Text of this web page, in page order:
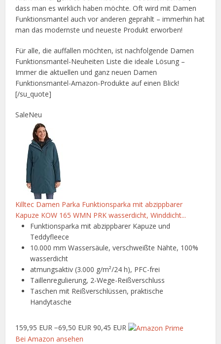
dass man es wirklich haben möchte. Oft wird mit Damen
Funktionsmantel auch vor anderen geprahlt – immerhin hat
man das modernste und neueste Produkt erworben!
Für alle, die auffallen möchten, ist nachfolgende Damen
Funktionsmantel-Neuheiten Liste die ideale Lösung –
Immer die aktuellen und ganz neuen Damen
Funktionsmantel-Amazon-Produkte auf einen Blick!
[/su_quote]
SaleNeu
Killtec Damen Parka Funktionsparka mit abzippbarer
Kapuze KOW 165 WMN PRK wasserdicht, Winddicht...
Funktionsparka mit abzippbarer Kapuze und
Teddyfleece
10.000 mm Wassersäule, verschweißte Nähte, 100%
wasserdicht
atmungsaktiv (3.000 g/m²/24 h), PFC-frei
Taillenregulierung, 2-Wege-Reißverschluss
Taschen mit Reißverschlüssen, praktische
Handytasche
159,95 EUR −69,50 EUR 90,45 EUR
Bei Amazon ansehen